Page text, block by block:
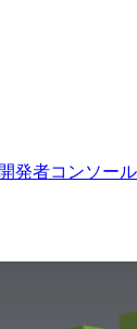
発者コンソー